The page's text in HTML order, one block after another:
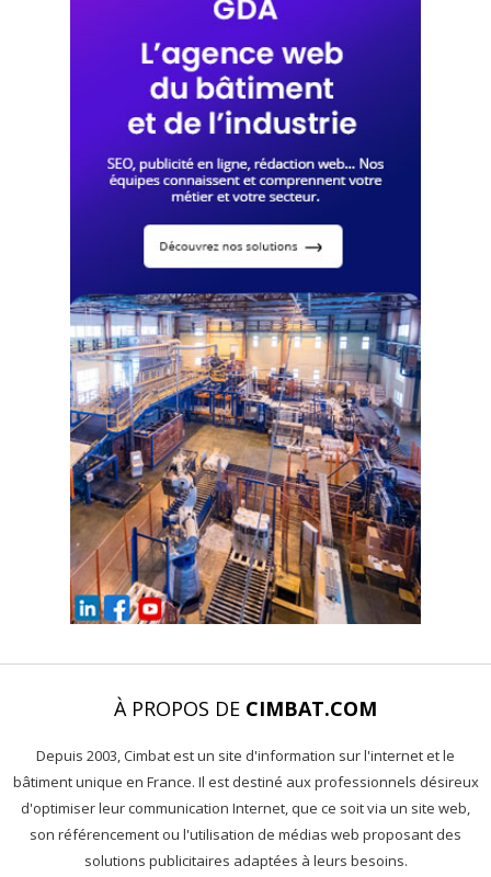
À PROPOS DE CIMBAT.COM
Depuis 2003, Cimbat est un site d'information sur l'internet et le
bâtiment unique en France. Il est destiné aux professionnels désireux
d'optimiser leur communication Internet, que ce soit via un site web,
son référencement ou l'utilisation de médias web proposant des
solutions publicitaires adaptées à leurs besoins.